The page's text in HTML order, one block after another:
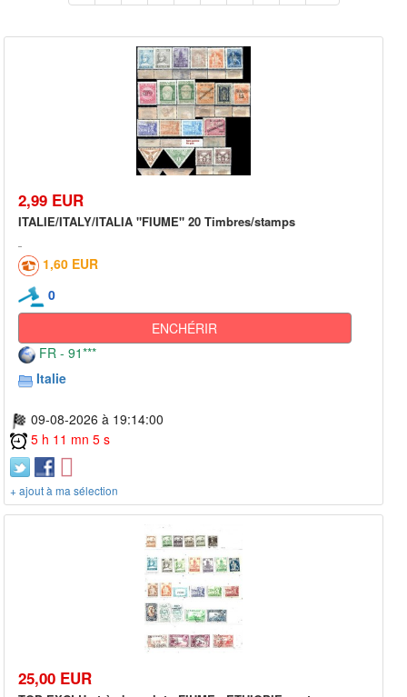
2,99 EUR
ITALIE/ITALY/ITALIA "FIUME" 20 Timbres/stamps
1,60 EUR
0
ENCHÉRIR
FR - 91***
Italie
09-08-2026 à 19:14:00
5 h 11 mn 5 s
+ ajout à ma sélection
25,00 EUR